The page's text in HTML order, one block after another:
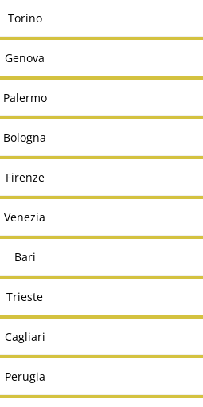
Torino
Genova
Palermo
Bologna
Firenze
Venezia
Bari
Trieste
Cagliari
Perugia